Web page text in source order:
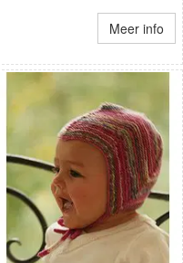
Meer info